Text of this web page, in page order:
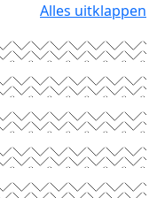
Alles uitklappen